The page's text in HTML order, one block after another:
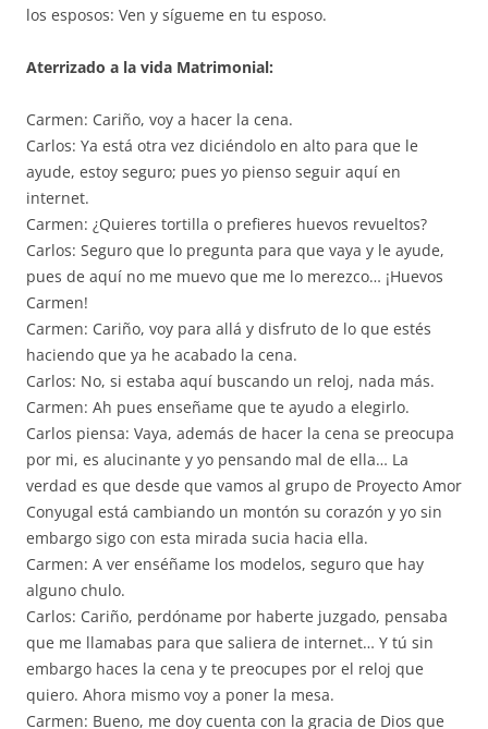
los esposos: Ven y sígueme en tu esposo.
Aterrizado a la vida Matrimonial:
Carmen: Cariño, voy a hacer la cena.
Carlos: Ya está otra vez diciéndolo en alto para que le
ayude, estoy seguro; pues yo pienso seguir aquí en
internet.
Carmen: ¿Quieres tortilla o prefieres huevos revueltos?
Carlos: Seguro que lo pregunta para que vaya y le ayude,
pues de aquí no me muevo que me lo merezco… ¡Huevos
Carmen!
Carmen: Cariño, voy para allá y disfruto de lo que estés
haciendo que ya he acabado la cena.
Carlos: No, si estaba aquí buscando un reloj, nada más.
Carmen: Ah pues enseñame que te ayudo a elegirlo.
Carlos piensa: Vaya, además de hacer la cena se preocupa
por mi, es alucinante y yo pensando mal de ella… La
verdad es que desde que vamos al grupo de Proyecto Amor
Conyugal está cambiando un montón su corazón y yo sin
embargo sigo con esta mirada sucia hacia ella.
Carmen: A ver enséñame los modelos, seguro que hay
alguno chulo.
Carlos: Cariño, perdóname por haberte juzgado, pensaba
que me llamabas para que saliera de internet… Y tú sin
embargo haces la cena y te preocupes por el reloj que
quiero. Ahora mismo voy a poner la mesa.
Carmen: Bueno, me doy cuenta con la gracia de Dios que